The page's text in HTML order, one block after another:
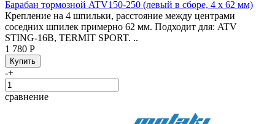
Барабан тормозной ATV150-250 (левый в сборе, 4 x 62 мм)
Крепление на 4 шпильки, расстояние между центрами
соседних шпилек примерно 62 мм. Подходит для: ATV
STING-16B, TERMIT SPORT. ..
1 780 Р
-+
сравнение